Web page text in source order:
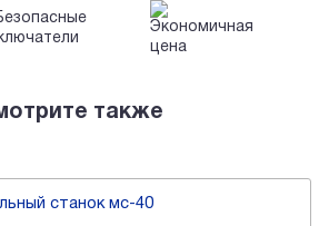
Экономичная
цена
также
станок мс-40